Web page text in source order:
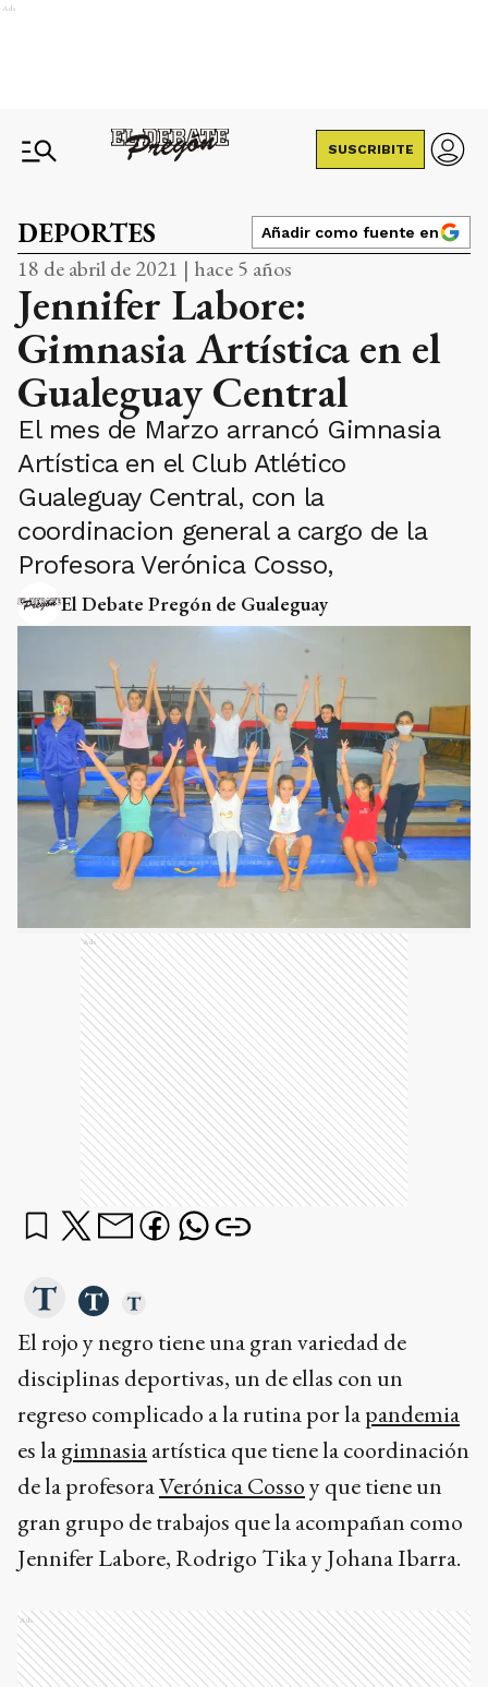
Ads
SUSCRIBITE
DEPORTES Añadir como fuente en
18 de abril de 2021 | hace 5 años
Jennifer Labore:
Gimnasia Artística en el
Gualeguay Central
El mes de Marzo arrancó Gimnasia
Artística en el Club Atlético
Gualeguay Central, con la
coordinacion general a cargo de la
Profesora Verónica Cosso,
El Debate Pregón de Gualeguay
Ads
El rojo y negro tiene una gran variedad de
disciplinas deportivas, un de ellas con un
regreso complicado a la rutina por lapandemia
es lagimnasiaartística que tiene la coordinación
de la profesoraVerónica Cossoy que tiene un
gran grupo de trabajos que la acompañan como
Jennifer Labore, Rodrigo Tika y Johana Ibarra.
Ads